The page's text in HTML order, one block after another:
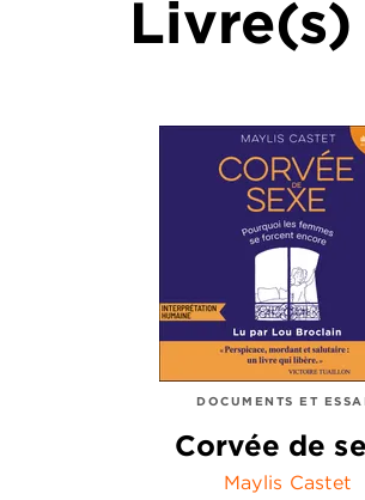
DOCUMENTS ET
Corvée de
Maylis Castet